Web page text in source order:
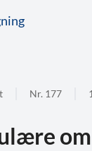
Nr. 177